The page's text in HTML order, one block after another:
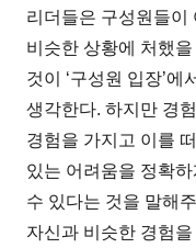
리더들은 구성원들이
비슷한 상황에 처했
것이 ‘구성원 입장’
생각한다. 하지만 경
경험을 가지고 이를
있는 어려움을 정확
수 있다는 것을 말해
자신과 비슷한 경험